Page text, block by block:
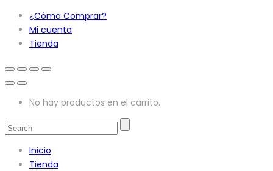
¿Cómo Comprar?
Mi cuenta
Tienda
No hay productos en el carrito.
Inicio
Tienda